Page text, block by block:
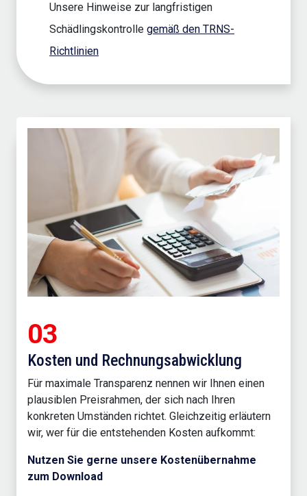
Unsere Hinweise zur langfristigen
Schädlingskontrolle gemäß den TRNS-
Richtlinien
03
Kosten und Rechnungsabwicklung
Für maximale Transparenz nennen wir Ihnen einen
plausiblen Preisrahmen, der sich nach Ihren
konkreten Umständen richtet. Gleichzeitig erläutern
wir, wer für die entstehenden Kosten aufkommt:
Nutzen Sie gerne unsere Kostenübernahme
zum Download